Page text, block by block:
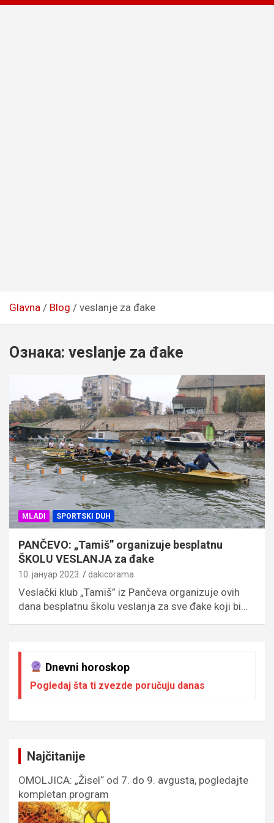
Glavna Blog veslanje za đake
Ознака: veslanje za đake
MLADI SPORTSKI DUH
PANČEVO: „Tamiš” organizuje besplatnu
ŠKOLU VESLANJA za đake
10. јануар 2023. dakicorama
Veslački klub „Tamiš” iz Pančeva organizuje ovih
dana besplatnu školu veslanja za sve đake koji bi…
Dnevni horoskop
Pogledaj šta ti zvezde poručuju danas
Najčitanije
OMOLJICA: „Žisel“ od 7. do 9. avgusta, pogledajte
kompletan program